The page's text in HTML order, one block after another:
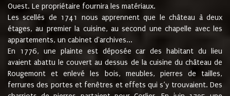
Ouest. Le propriétaire fournira les matériaux.
Les scellés de 1741 nous apprennent que le château à deux
étages, au premier la cuisine, au second une chapelle avec les
appartements, un cabinet d'archives...
En 1776, une plainte est déposée car des habitant du lieu
avaient abattu le couvert au dessus de la cuisine du château de
Rougemont et enlevé les bois, meubles, pierres de tailles,
ferrures des portes et fenêtres et effets qui s’y trouvaient. Des